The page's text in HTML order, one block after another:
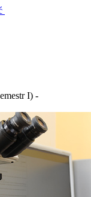
I) -